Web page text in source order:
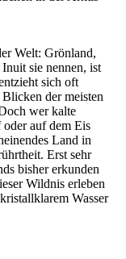
Welt: Grönland,
sie nennen, ist
sich oft
der meisten
wer kalte
auf dem Eis
Land in
Erst sehr
bisher erkunden
Wildnis erleben
Wasser